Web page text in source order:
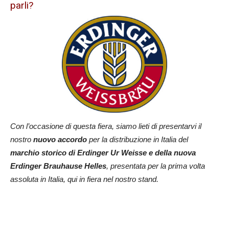
parli?
Con l’occasione di questa fiera, siamo lieti di presentarvi il
nostro nuovo accordo per la distribuzione in Italia del
marchio storico di Erdinger Ur Weisse e della nuova
Erdinger Brauhause Helles, presentata per la prima volta
assoluta in Italia, qui in fiera nel nostro stand.